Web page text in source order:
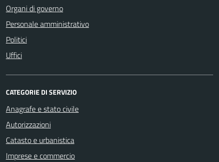
Organi di governo
Personale amministrativo
Politici
Uffici
CATEGORIE DI SERVIZIO
Anagrafe e stato civile
Autorizzazioni
Catasto e urbanistica
Imprese e commercio